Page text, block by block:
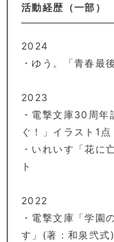
活動経歴（一部）
2024
・ゆう。「青春最
2023
・電撃文庫30周
ぐ！」イラスト1点
・いれいす「花に
ト
2022
・電撃文庫「学園
す」(著：和泉弐